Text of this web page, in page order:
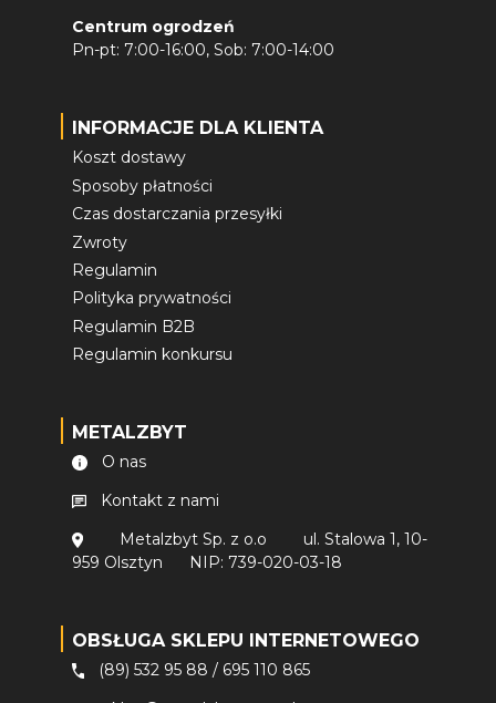
Centrum ogrodzeń
Pn-pt: 7:00-16:00, Sob: 7:00-14:00
INFORMACJE DLA KLIENTA
Koszt dostawy
Sposoby płatności
Czas dostarczania przesyłki
Zwroty
Regulamin
Polityka prywatności
Regulamin B2B
Regulamin konkursu
METALZBYT
O nas
Kontakt z nami
Metalzbyt Sp. z o.o
ul. Stalowa 1, 10-
959 Olsztyn
NIP: 739-020-03-18
OBSŁUGA SKLEPU INTERNETOWEGO
(89) 532 95 88 / 695 110 865